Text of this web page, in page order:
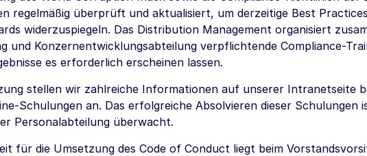
regelmäßig überprüft und aktualisiert, um derzeitige Best
widerzuspiegeln. Das Distribution Management organisiert
und Konzernentwicklungsabteilung verpflichtende Compliance-
es erforderlich erscheinen lassen.
stellen wir zahlreiche Informationen auf unserer Intranetseite
Schulungen an. Das erfolgreiche Absolvieren dieser Schulungen
Personalabteilung überwacht.
für die Umsetzung des Code of Conduct liegt beim